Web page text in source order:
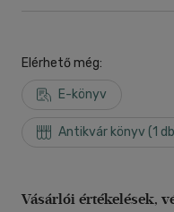
Elérhető még:
E-könyv
Antikvár könyv (1
Vásárlói értékelések,